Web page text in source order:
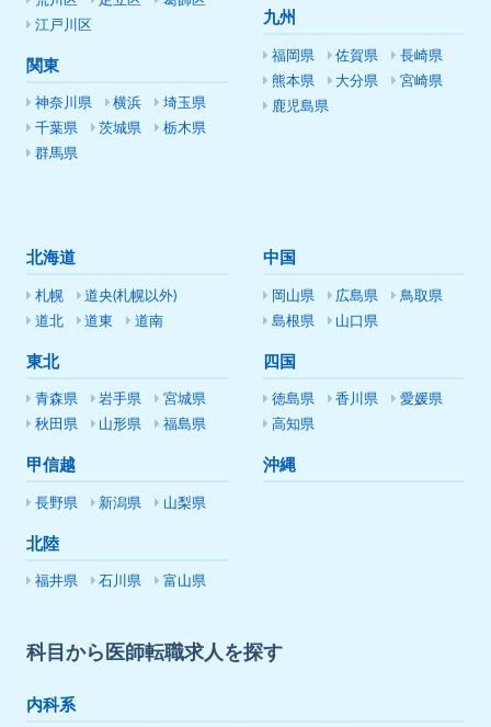
江戸川区
関東
神奈川県 横浜
埼玉県
千葉県
茨城県
栃木県
群馬県
九州
福岡県 佐賀県
長崎県
熊本県
大分県
宮崎県
鹿児島県
北海道
札幌
道央(札幌以外)
道北
道東 道南
東北
青森県 岩手県
宮城県
秋田県
山形県 福島県
甲信越
長野県 新潟県 山梨県
北陸
福井県 石川県 富山県
中国
岡山県 広島県
鳥取県
島根県
山口県
四国
徳島県 香川県
愛媛県
高知県
沖縄
科目から医師転職求人を探す
内科系